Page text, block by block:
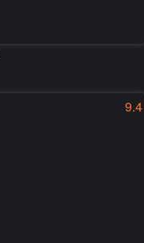
9.4